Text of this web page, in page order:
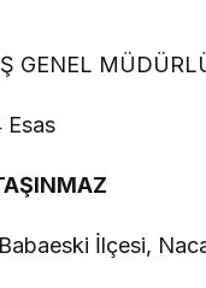
GENEL
İlçesi,